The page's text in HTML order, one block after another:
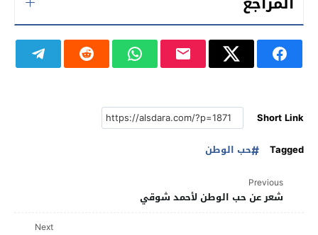
Short Link
Tagged
حب الوطن
Previous
شعر عن حب الوطن لأحمد شوقي
Next